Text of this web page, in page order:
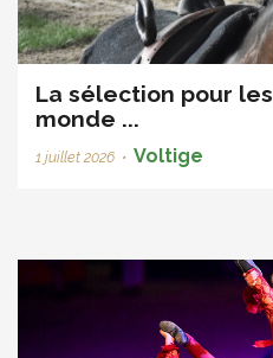
La sélection pour
monde ...
1 juillet 2026 • Voltige